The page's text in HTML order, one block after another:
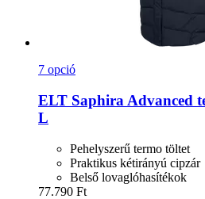
7 opció
ELT Saphira Advanced
L
Pehelyszerű termo töltet
Praktikus kétirányú cipzár
Belső lovaglóhasítékok
77.790 Ft